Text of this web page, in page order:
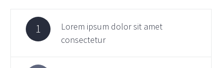
1
Lorem ipsum dolor sit amet
consectetur